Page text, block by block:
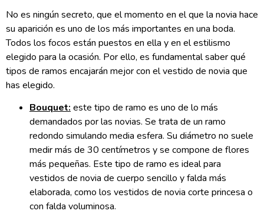
No es ningún secreto, que el momento en el que la novia hace
su aparición es uno de los más importantes en una boda.
Todos los focos están puestos en ella y en el estilismo
elegido para la ocasión. Por ello, es fundamental saber qué
tipos de ramos encajarán mejor con el vestido de novia que
has elegido.
Bouquet: este tipo de ramo es uno de lo más
demandados por las novias. Se trata de un ramo
redondo simulando media esfera. Su diámetro no suele
medir más de 30 centímetros y se compone de flores
más pequeñas. Este tipo de ramo es ideal para
vestidos de novia de cuerpo sencillo y falda más
elaborada, como los vestidos de novia corte princesa o
con falda voluminosa.